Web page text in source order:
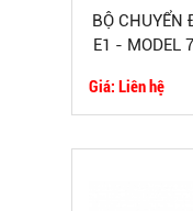
BỘ CHUYỂN
E1 - MODEL
Giá: Liên hệ